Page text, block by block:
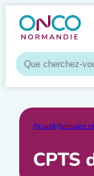
Aller
contenu
Accueil/Annuaire
CPTS